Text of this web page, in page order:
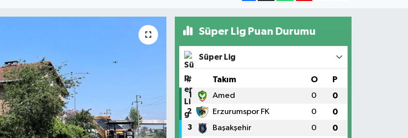
Süper Lig Puan Durumu
Süper Lig
# Takım O P
1 Amed 0 0
2 Erzurumspor FK 0 0
3 Başakşehir 0 0